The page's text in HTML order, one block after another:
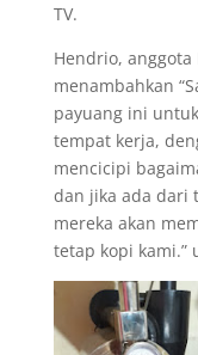
TV.
Hendrio, anggota
menambahkan
payuang ini
tempat kerja,
mencicipi
dan jika ada dari
mereka akan
tetap kopi kami.”